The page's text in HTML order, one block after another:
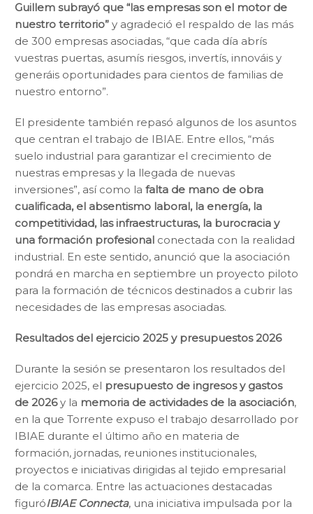
Guillem subrayó que “las empresas son el motor de
nuestro territorio” y agradeció el respaldo de las más
de 300 empresas asociadas, “que cada día abrís
vuestras puertas, asumís riesgos, invertís, innováis y
generáis oportunidades para cientos de familias de
nuestro entorno”.
El presidente también repasó algunos de los asuntos
que centran el trabajo de IBIAE. Entre ellos, “más
suelo industrial para garantizar el crecimiento de
nuestras empresas y la llegada de nuevas
inversiones”, así como la falta de mano de obra
cualificada, el absentismo laboral, la energía, la
competitividad, las infraestructuras, la burocracia y
una formación profesional conectada con la realidad
industrial. En este sentido, anunció que la asociación
pondrá en marcha en septiembre un proyecto piloto
para la formación de técnicos destinados a cubrir las
necesidades de las empresas asociadas.
Resultados del ejercicio 2025 y presupuestos 2026
Durante la sesión se presentaron los resultados del
ejercicio 2025, el presupuesto de ingresos y gastos
de 2026y la memoria de actividades de la asociación,
en la que Torrente expuso el trabajo desarrollado por
IBIAE durante el último año en materia de
formación, jornadas, reuniones institucionales,
proyectos e iniciativas dirigidas al tejido empresarial
de la comarca. Entre las actuaciones destacadas
figuróIBIAE Connecta, una iniciativa impulsada por la